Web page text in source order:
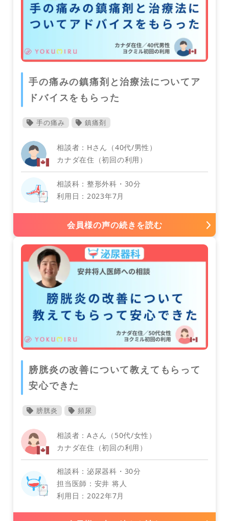
デンマーク
ニュージーランド
スペイン
手の痛みの鎮痛剤と治療法についてア
ドバイスをもらった
手の痛み 鎮痛剤
相談者：Hさん（40代/男性）
カナダ在住（初回の利用）
相談科：整形外科・30分
利用日：2023年7月
会員様の声の続きを読む
膀胱炎の改善について教えてもらって
安心できた
膀胱炎 頻尿
相談者：Aさん（50代/女性）
カナダ在住（初回の利用）
相談科：泌尿器科・30分
担当医師：安井 将人
利用日：2022年7月